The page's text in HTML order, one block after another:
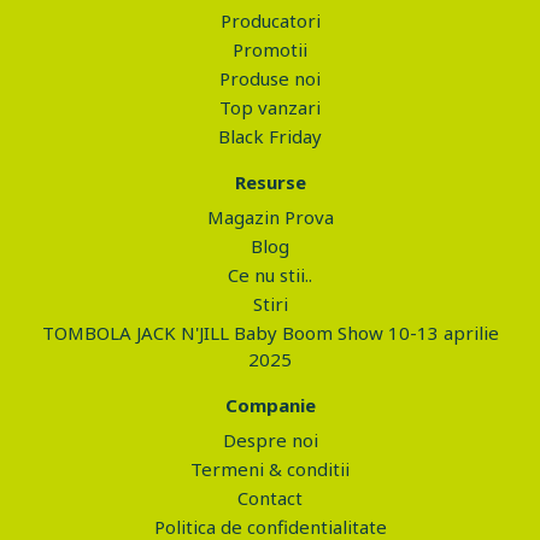
Producatori
Promotii
Produse noi
Top vanzari
Black Friday
Resurse
Magazin Prova
Blog
Ce nu stii..
Stiri
TOMBOLA JACK N'JILL Baby Boom Show 10-13 aprilie
2025
Companie
Despre noi
Termeni & conditii
Contact
Politica de confidentialitate